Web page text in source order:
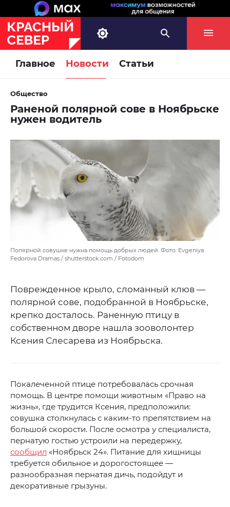
Главное Новости Статьи
Общество
Раненой полярной сове в Ноябрьске
нужен водитель
Полярной совушке нужна помощь добрых людей. Фото: Evgeniya
Fedorova Dramas / shutterstock.com / Fotodom
Поврежденное крыло, сломанный клюв —
полярной сове, подобранной в Ноябрьске,
крепко досталось. Раненную птицу в
собственном дворе нашла зооволонтер
Ксения Слесарева из Ноябрьска.
Покалеченной птице потребовалась срочная
помощь. В центре помощи животным «Право на
жизнь», где трудится Ксения, предположили:
совушка столкнулась с каким-то препятствием на
большой скорости. После осмотра у специалиста,
пернатую гостью устроили на передержку,
сообщил «Ноябрьск 24». Питание для хищницы
требуется обильное и дорогостоящее —
разнообразная пернатая дичь, подойдут и
декоративные грызуны.